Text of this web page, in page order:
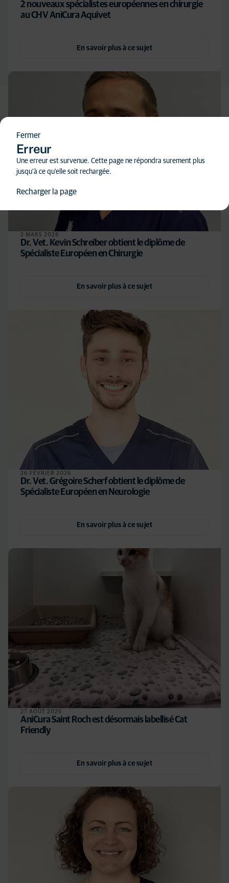
2 nouveaux spécialistes européennes en chirurgie
au CHV AniCura Aquivet
En savoir plus à ce sujet
2 MARS 2026
Dr. Vet. Kevin Schreiber obtient le diplôme de
Spécialiste Européen en Chirurgie
En savoir plus à ce sujet
26 FÉVRIER 2026
Dr. Vet. Grégoire Scherf obtient le diplôme de
Spécialiste Européen en Neurologie
En savoir plus à ce sujet
27 AOÛT 2025
AniCura Saint Roch est désormais labellisé Cat
Friendly
En savoir plus à ce sujet
Fermer
Erreur
Une erreur est survenue. Cette page ne répondra surement plus
jusqu'à ce qu'elle soit rechargée.
Recharger la page